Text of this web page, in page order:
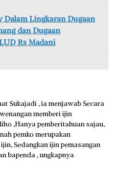
Dalam Lingkaran Dugaan
dan Dugaan
Rs Madani
Sukajadi , ia menjawab Secara
memberi ijin
,Hanya pemberitahuan sajau,
pemko merupakan
Sedangkan ijin pemasangan
bapenda , ungkapnya